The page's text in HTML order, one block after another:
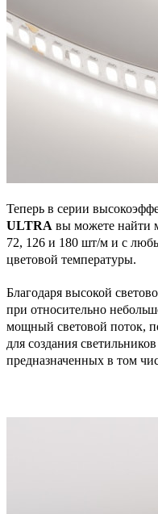
Теперь в серии
ULTRA вы можете найти
72, 126 и 180 шт/м и с
цветовой температуры.
Благодаря высокой
при относительно
мощный световой поток,
для создания
предназначенных в том